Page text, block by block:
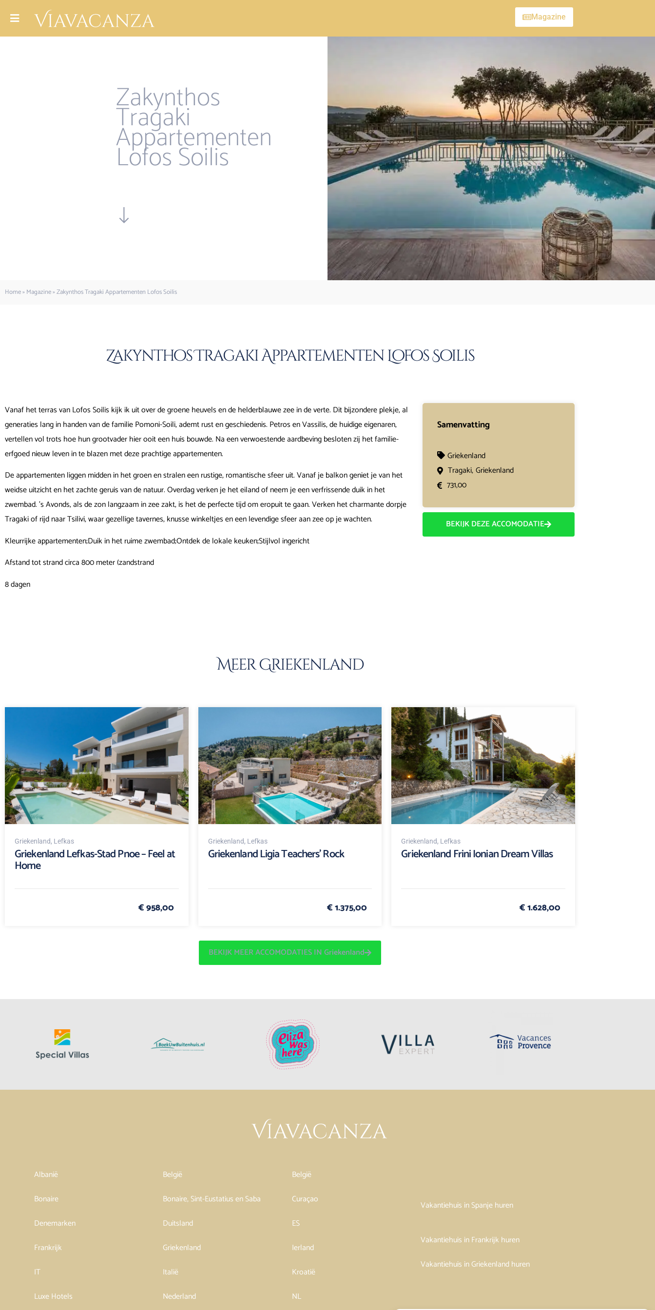
Magazine
Zakynthos
Tragaki
Appartementen
Lofos Soilis
Home»Magazine»Zakynthos Tragaki Appartementen Lofos Soilis
Zakynthos Tragaki Appartementen Lofos Soilis
Vanaf het terras van Lofos Soilis kijk ik uit over de groene heuvels en de helderblauwe zee in de verte. Dit bijzondere plekje, al
generaties lang in handen van de familie Pomoni-Soili, ademt rust en geschiedenis. Petros en Vassilis, de huidige eigenaren,
vertellen vol trots hoe hun grootvader hier ooit een huis bouwde. Na een verwoestende aardbeving besloten zij het familie-
erfgoed nieuw leven in te blazen met deze prachtige appartementen.
De appartementen liggen midden in het groen en stralen een rustige, romantische sfeer uit. Vanaf je balkon geniet je van het
weidse uitzicht en het zachte geruis van de natuur. Overdag verken je het eiland of neem je een verfrissende duik in het
zwembad. ’s Avonds, als de zon langzaam in zee zakt, is het de perfecte tijd om eropuit te gaan. Verken het charmante dorpje
Tragaki of rijd naar Tsilivi, waar gezellige tavernes, knusse winkeltjes en een levendige sfeer aan zee op je wachten.
Kleurrijke appartementen;Duik in het ruime zwembad;Ontdek de lokale keuken;Stijlvol ingericht
Afstand tot strand circa 800 meter (zandstrand
8 dagen
Samenvatting
Griekenland
Tragaki,Griekenland
731,00
BEKIJK DEZE ACCOMODATIE
Meer Griekenland
Griekenland, Lefkas
Griekenland Lefkas-Stad Pnoe – Feel at
Home
€ 958,00
Griekenland, Lefkas
Griekenland Ligia Teachers' Rock
€ 1.375,00
Griekenland, Lefkas
Griekenland Frini Ionian Dream Villas
€ 1.628,00
BEKIJK MEER ACCOMODATIES IN Griekenland
Albanië België
België
Bonaire
Bonaire, Sint-Eustatius en Saba
Curaçao
Denemarken
Duitsland
ES
Frankrijk
Griekenland
Ierland
IT
Italië
Kroatië
Luxe Hotels
Nederland NL
Vakantiehuis in Spanje huren
Vakantiehuis in Frankrijk huren
Vakantiehuis in Griekenland huren